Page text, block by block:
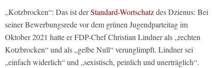
„Kotzbrocken“: Das ist derStandard-Wortschatzdes Dzienus: Bei
seiner Bewerbungsrede vor dem grünen Jugendparteitag im
Oktober 2021 hatte er FDP-Chef Christian Lindner als „rechten
Kotzbrocken“ und als „gelbe Null“ verunglimpft. Lindner sei
„einfach widerlich“ und „sexistisch, peinlich und unerträglich“.